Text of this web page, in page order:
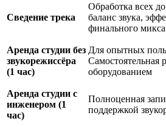
Сведение трека
Обработка всех
баланс звука,
финального микса
Аренда студии без
звукорежиссёра
(1 час)
Для опытных
Самостоятельная
оборудованием
Аренда студии с
инженером (1
час)
Полноценная
поддержкой